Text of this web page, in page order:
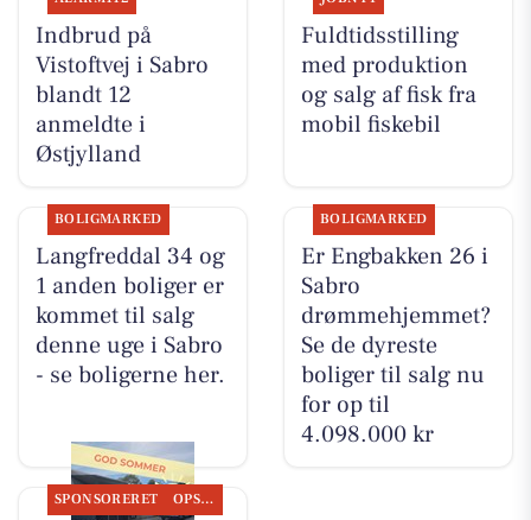
Indbrud på
Vistoftvej i Sabro
blandt 12
anmeldte i
Østjylland
Fuldtidsstilling
med produktion
og salg af fisk fra
mobil fiskebil
BOLIGMARKED
Langfreddal 34 og
1 anden boliger er
kommet til salg
denne uge i Sabro
- se boligerne her.
BOLIGMARKED
Er Engbakken 26 i
Sabro
drømmehjemmet?
Se de dyreste
boliger til salg nu
for op til
4.098.000 kr
SPONSORERET OPSLAGSTAVLEN